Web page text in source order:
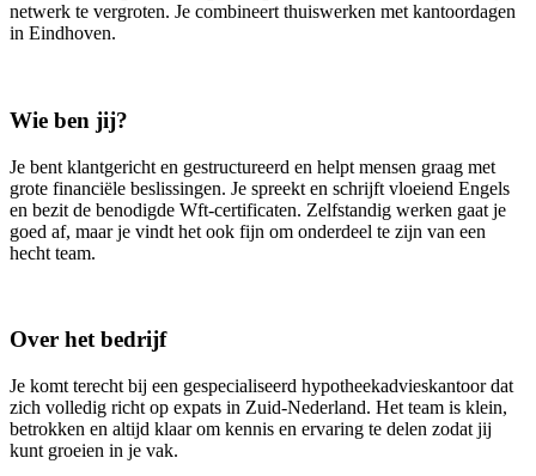
netwerk te vergroten. Je combineert thuiswerken met kantoordagen
in Eindhoven.
Wie ben jij?
Je bent klantgericht en gestructureerd en helpt mensen graag met
grote financiële beslissingen. Je spreekt en schrijft vloeiend Engels
en bezit de benodigde Wft-certificaten. Zelfstandig werken gaat je
goed af, maar je vindt het ook fijn om onderdeel te zijn van een
hecht team.
Over het bedrijf
Je komt terecht bij een gespecialiseerd hypotheekadvieskantoor dat
zich volledig richt op expats in Zuid-Nederland. Het team is klein,
betrokken en altijd klaar om kennis en ervaring te delen zodat jij
kunt groeien in je vak.